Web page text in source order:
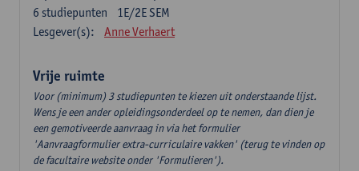
1E/2E SEM
6 studiepunten
Lesgever(s):
Anne Verhaert
Vrije ruimte
Voor (minimum) 3 studiepunten te kiezen uit onderstaande lijst.
Wens je een ander opleidingsonderdeel op te nemen, dan dien je
een gemotiveerde aanvraag in via het formulier
'Aanvraagformulier extra-curriculaire vakken' (terug te vinden op
de facultaire website onder 'Formulieren').